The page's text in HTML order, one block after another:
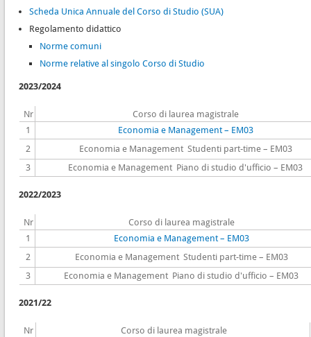
Scheda Unica Annuale del Corso di Studio (SUA)
Regolamento didattico
Norme comuni
Norme relative al singolo Corso di Studio
2023/2024
Nr
Corso di laurea magistrale
1
Economia e Management – EM03
2
Economia e Management Studenti part-time – EM03
3
Economia e Management Piano di studio d'ufficio – EM03
2022/2023
Nr
Corso di laurea magistrale
1
Economia e Management – EM03
2
Economia e Management Studenti part-time – EM03
3
Economia e Management Piano di studio d'ufficio – EM03
2021/22
Nr
Corso di laurea magistrale